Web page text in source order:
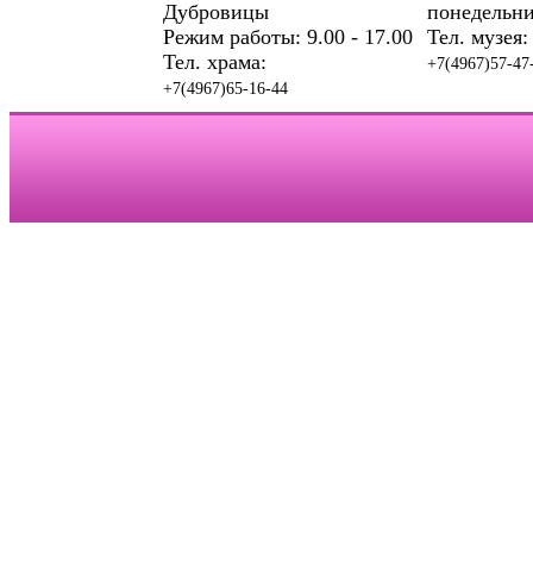
Дубровицы
Режим работы: 9.00 - 17.00
Тел. храма:
+7(4967)65-16-44
Тел. музея:
+7(4967)57-